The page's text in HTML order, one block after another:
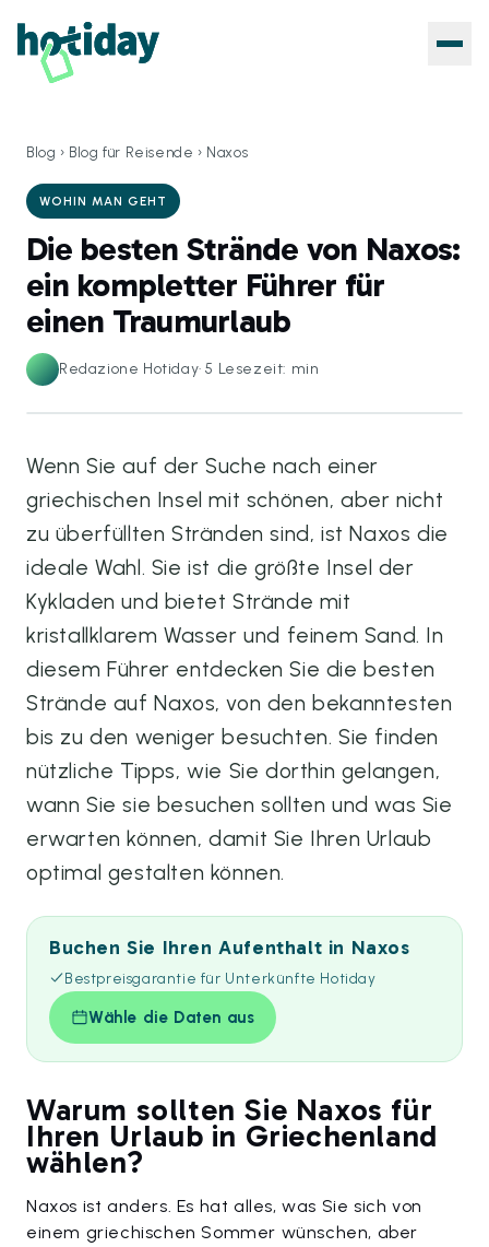
Blog › Blog für Reisende › Naxos
WOHIN MAN GEHT
Die besten Strände von Naxos:
ein kompletter Führer für
einen Traumurlaub
Redazione Hotiday·5 Lesezeit: min
Wenn Sie auf der Suche nach einer
griechischen Insel mit schönen, aber nicht
zu überfüllten Stränden sind, ist Naxos die
ideale Wahl. Sie ist die größte Insel der
Kykladen und bietet Strände mit
kristallklarem Wasser und feinem Sand. In
diesem Führer entdecken Sie die besten
Strände auf Naxos, von den bekanntesten
bis zu den weniger besuchten. Sie finden
nützliche Tipps, wie Sie dorthin gelangen,
wann Sie sie besuchen sollten und was Sie
erwarten können, damit Sie Ihren Urlaub
optimal gestalten können.
Buchen Sie Ihren Aufenthalt in Naxos
Bestpreisgarantie für Unterkünfte Hotiday
Wähle die Daten aus
Warum sollten Sie Naxos für
Ihren Urlaub in Griechenland
wählen?
Naxos ist anders. Es hat alles, was Sie sich von
einem griechischen Sommer wünschen, aber